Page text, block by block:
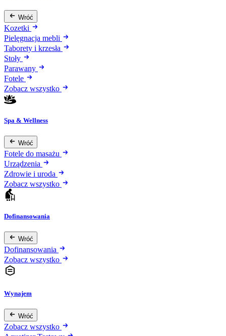
Wróć
Kozetki
Pielęgnacja mebli
Taborety i krzesła
Stoły
Parawany
Fotele
Zobacz wszystko
Spa & Wellness
Wróć
Fotele do masażu
Urządzenia
Zdrowie i uroda
Zobacz wszystko
Dofinansowania
Wróć
Dofinansowania
Zobacz wszystko
Wynajem
Wróć
Zobacz wszystko